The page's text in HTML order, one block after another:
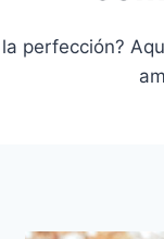
perfección?